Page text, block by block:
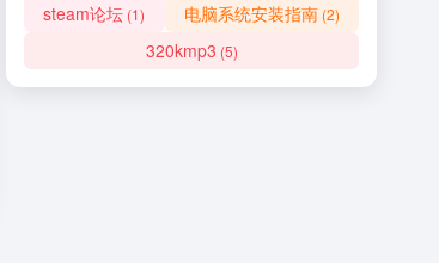
steam论坛 (1) 电脑系统安装指南(2)
320kmp3 (5)